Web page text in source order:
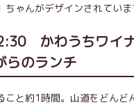
ちゃんがデザインされていま
かわうちワイ
らのランチ
こと約1時間。山道をどんど